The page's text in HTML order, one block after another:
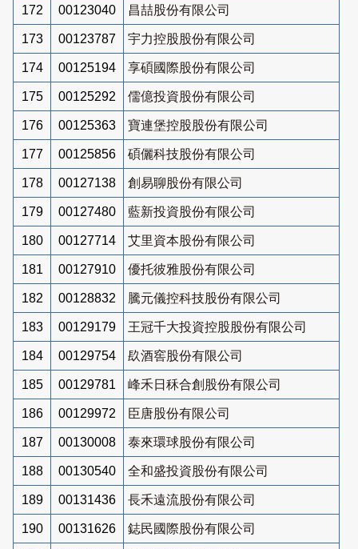
172 00123040 昌喆股份有限公司
173 00123787 宇力控股股份有限公司
174 00125194 享碩國際股份有限公司
175 00125292 儒億投資股份有限公司
176 00125363 寶連堡控股股份有限公司
177 00125856 碩儷科技股份有限公司
178 00127138 創易聊股份有限公司
179 00127480 藍新投資股份有限公司
180 00127714 艾里資本股份有限公司
181 00127910 優托彼雅股份有限公司
182 00128832 騰元儀控科技股份有限公司
183 00129179 王冠千大投資控股股份有限公司
184 00129754 镹酒窖股份有限公司
185 00129781 峰禾日秝合創股份有限公司
186 00129972 臣唐股份有限公司
187 00130008 泰來環球股份有限公司
188 00130540 全和盛投資股份有限公司
189 00131436 長禾遠流股份有限公司
190 00131626 鋕民國際股份有限公司